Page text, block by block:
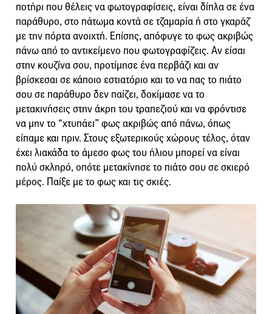
ποτήρι που θέλεις να φωτογραφίσεις, είναι δίπλα σε ένα
παράθυρο, στο πάτωμα κοντά σε τζαμαρία ή στο γκαράζ
με την πόρτα ανοιχτή. Επίσης, απόφυγε το φως ακριβώς
πάνω από το αντικείμενο που φωτογραφίζεις. Αν είσαι
στην κουζίνα σου, προτίμησε ένα περβάζι και αν
βρίσκεσαι σε κάποιο εστιατόριο και το να πας το πιάτο
σου σε παράθυρο δεν παίζει, δοκίμασε να το
μετακινήσεις στην άκρη του τραπεζιού και να φρόντισε
να μην το “χτυπάει” φως ακριβώς από πάνω, όπως
είπαμε και πριν. Στους εξωτερικούς χώρους τέλος, όταν
έχει λιακάδα το άμεσο φως του ήλιου μπορεί να είναι
πολύ σκληρό, οπότε μετακίνησε το πιάτο σου σε σκιερό
μέρος. Παίξε με το φως και τις σκιές.